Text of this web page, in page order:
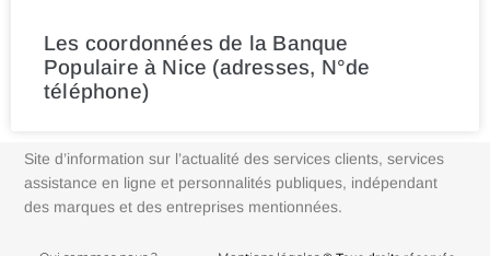
Les coordonnées de la Banque
Populaire à Nice (adresses, N°de
téléphone)
Site d’information sur l’actualité des services clients, services
assistance en ligne et personnalités publiques, indépendant
des marques et des entreprises mentionnées.